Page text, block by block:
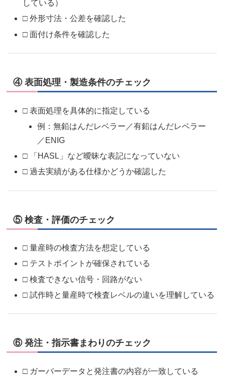
している）
□ 外形寸法・公差を確認した
□ 面付け条件を確認した
④ 表面処理・製造条件のチェック
□ 表面処理を具体的に指定している
例：無鉛はんだレベラー／有鉛はんだレベラー
／ENIG
□ 「HASL」など曖昧な表記になっていない
□ 過去実績がある仕様かどうか確認した
⑤ 検査・評価のチェック
□ 量産時の検査方法を想定している
□ テストポイントが確保されている
□ 検査できない信号・回路がない
□ 試作時と量産時で検査レベルの違いを理解している
⑥ 発注・指示書まわりのチェック
□ ガーバーデータと発注書の内容が一致している